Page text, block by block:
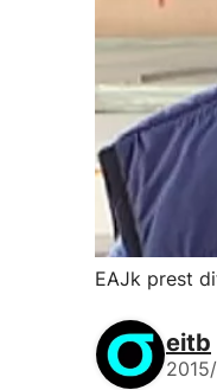
EAJk prest
eitb